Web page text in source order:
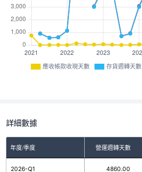
應收帳款收現天數 存貨週轉天數
詳細數據
年度/季度
存貨週轉天數 營運週轉天數
2026-Q14500.00 4860.00